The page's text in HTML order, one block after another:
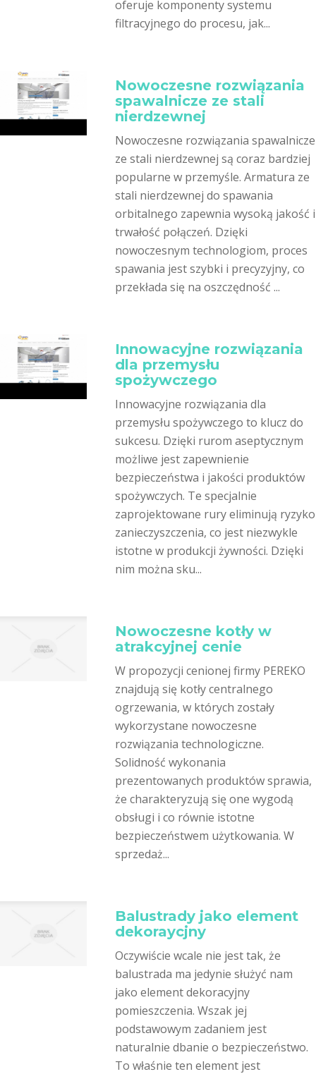
oferuje komponenty systemu
filtracyjnego do procesu, jak...
Nowoczesne rozwiązania
spawalnicze ze stali
nierdzewnej
Nowoczesne rozwiązania spawalnicze
ze stali nierdzewnej są coraz bardziej
popularne w przemyśle. Armatura ze
stali nierdzewnej do spawania
orbitalnego zapewnia wysoką jakość i
trwałość połączeń. Dzięki
nowoczesnym technologiom, proces
spawania jest szybki i precyzyjny, co
przekłada się na oszczędność ...
Innowacyjne rozwiązania
dla przemysłu
spożywczego
Innowacyjne rozwiązania dla
przemysłu spożywczego to klucz do
sukcesu. Dzięki rurom aseptycznym
możliwe jest zapewnienie
bezpieczeństwa i jakości produktów
spożywczych. Te specjalnie
zaprojektowane rury eliminują ryzyko
zanieczyszczenia, co jest niezwykle
istotne w produkcji żywności. Dzięki
nim można sku...
Nowoczesne kotły w
atrakcyjnej cenie
W propozycji cenionej firmy PEREKO
znajdują się kotły centralnego
ogrzewania, w których zostały
wykorzystane nowoczesne
rozwiązania technologiczne.
Solidność wykonania
prezentowanych produktów sprawia,
że charakteryzują się one wygodą
obsługi i co równie istotne
bezpieczeństwem użytkowania. W
sprzedaż...
Balustrady jako element
dekoraycjny
Oczywiście wcale nie jest tak, że
balustrada ma jedynie służyć nam
jako element dekoracyjny
pomieszczenia. Wszak jej
podstawowym zadaniem jest
naturalnie dbanie o bezpieczeństwo.
To właśnie ten element jest